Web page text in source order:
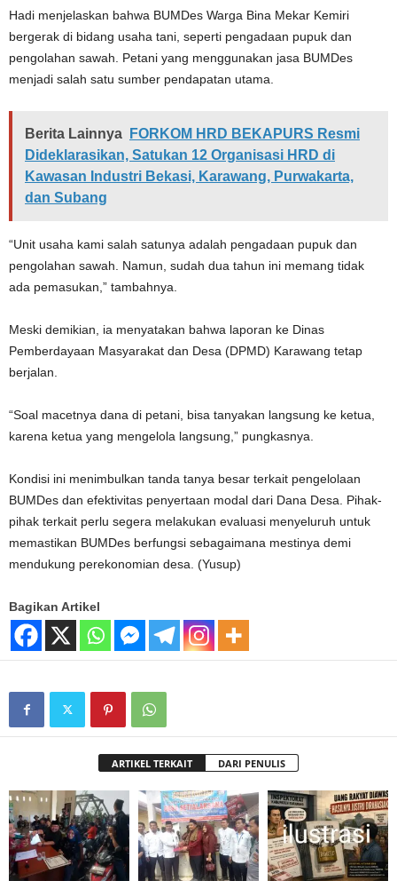
Hadi menjelaskan bahwa BUMDes Warga Bina Mekar Kemiri
bergerak di bidang usaha tani, seperti pengadaan pupuk dan
pengolahan sawah. Petani yang menggunakan jasa BUMDes
menjadi salah satu sumber pendapatan utama.
Berita Lainnya
FORKOM HRD BEKAPURS Resmi
Dideklarasikan, Satukan 12 Organisasi HRD di
Kawasan Industri Bekasi, Karawang, Purwakarta,
dan Subang
“Unit usaha kami salah satunya adalah pengadaan pupuk dan
pengolahan sawah. Namun, sudah dua tahun ini memang tidak
ada pemasukan,” tambahnya.
Meski demikian, ia menyatakan bahwa laporan ke Dinas
Pemberdayaan Masyarakat dan Desa (DPMD) Karawang tetap
berjalan.
“Soal macetnya dana di petani, bisa tanyakan langsung ke ketua,
karena ketua yang mengelola langsung,” pungkasnya.
Kondisi ini menimbulkan tanda tanya besar terkait pengelolaan
BUMDes dan efektivitas penyertaan modal dari Dana Desa. Pihak-
pihak terkait perlu segera melakukan evaluasi menyeluruh untuk
memastikan BUMDes berfungsi sebagaimana mestinya demi
mendukung perekonomian desa. (Yusup)
Bagikan Artikel
ARTIKEL TERKAIT DARI PENULIS